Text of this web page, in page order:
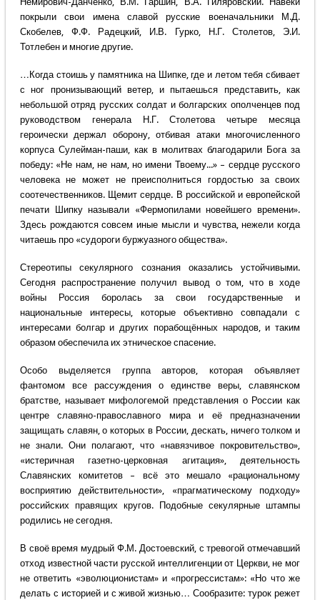
покрыли свои имена славой русские военачальники М.Д.
Скобелев, Ф.Ф. Радецкий, И.В. Гурко, Н.Г. Столетов, Э.И.
Тотлебен и многие другие.
…Когда стоишь у памятника на Шипке, где и летом тебя сбивает
с ног пронизывающий ветер, и пытаешься представить, как
небольшой отряд русских солдат и болгарских ополченцев под
руководством генерала Н.Г. Столетова четыре месяца
героически держал оборону, отбивая атаки многочисленного
корпуса Сулейман-паши, как в молитвах благодарили Бога за
победу: «Не нам, не нам, но имени Твоему...» – сердце русского
человека не может не преисполниться гордостью за своих
соотечественников. Щемит сердце. В российской и европейской
печати Шипку называли «Фермопилами новейшего времени».
Здесь рождаются совсем иные мысли и чувства, нежели когда
читаешь про «судороги буржуазного общества».
Стереотипы секулярного сознания оказались устойчивыми.
Сегодня распространение получил вывод о том, что в ходе
войны Россия боролась за свои государственные и
национальные интересы, которые объективно совпадали с
интересами болгар и других порабощённых народов, и таким
образом обеспечила их этническое спасение.
Особо выделяется группа авторов, которая объявляет
фантомом все рассуждения о единстве веры, славянском
братстве, называет мифологемой представления о России как
центре славяно-православного мира и её предназначении
защищать славян, о которых в России, дескать, ничего толком и
не знали. Они полагают, что «навязчивое покровительство»,
«истеричная газетно-церковная агитация», деятельность
Славянских комитетов – всё это мешало «рациональному
восприятию действительности», «прагматическому подходу»
российских правящих кругов. Подобные секулярные штампы
родились не сегодня.
В своё время мудрый Ф.М. Достоевский, с тревогой отмечавший
отход известной части русской интеллигенции от Церкви, не мог
не ответить «эволюционистам» и «прогрессистам»: «Но что же
делать с историей и с живой жизнью… Сообразите: турок режет